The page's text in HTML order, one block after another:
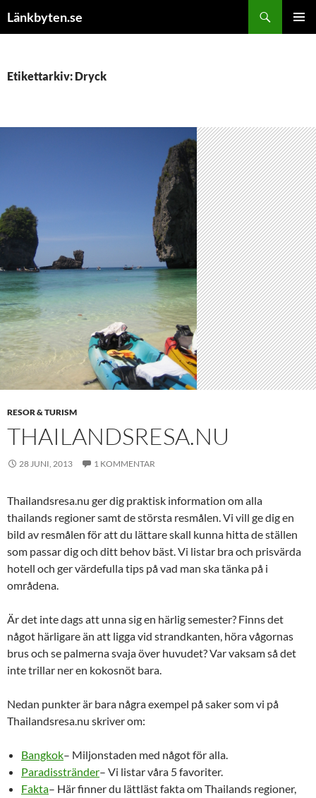
tillLänkbyten.se
Etikettarkiv: Dryck
RESOR & TURISM
THAILANDSRESA.NU
28 JUNI, 2013 1 KOMMENTAR
Thailandsresa.nu ger dig praktisk information om alla
thailands regioner samt de största resmålen. Vi vill ge dig en
bild av resmålen för att du lättare skall kunna hitta de ställen
som passar dig och ditt behov bäst. Vi listar bra och prisvärda
hotell och ger värdefulla tips på vad man ska tänka på i
områdena.
Är det inte dags att unna sig en härlig semester? Finns det
något härligare än att ligga vid strandkanten, höra vågornas
brus och se palmerna svaja över huvudet? Var vaksam så det
inte trillar ner en kokosnöt bara.
Nedan punkter är bara några exempel på saker som vi på
Thailandsresa.nu skriver om:
Bangkok– Miljonstaden med något för alla.
Paradisstränder– Vi listar våra 5 favoriter.
Fakta– Här finner du lättläst fakta om Thailands regioner,